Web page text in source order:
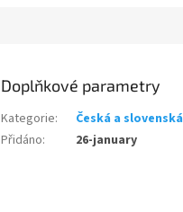
Doplňkové parametry
Kategorie:
Česká a slovenská
Přidáno: 26-january